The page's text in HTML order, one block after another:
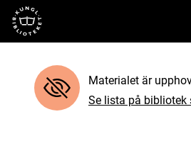
Till startsidan
Materialet är
Se lista på